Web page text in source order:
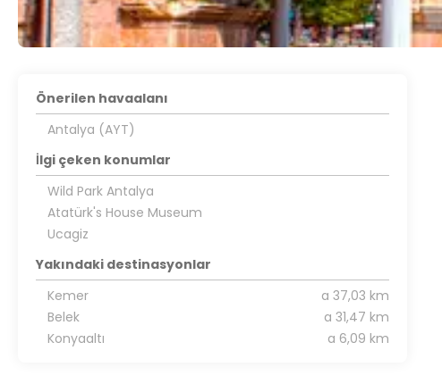
Önerilen havaalanı
Antalya (AYT)
İlgi çeken konumlar
Wild Park Antalya
Atatürk's House Museum
Ucagiz
Yakındaki destinasyonlar
Kemer
a 37,03 km
Belek
a 31,47 km
Konyaaltı
a 6,09 km